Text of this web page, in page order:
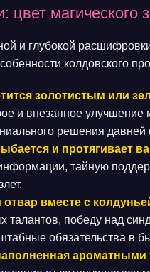
цвет магического
и глубокой
колдовского
золотистым или
и внезапное улучшение
решения
и протягивает
тайную
отвар вместе с
талантов, победу над
обязательства в
ароматными